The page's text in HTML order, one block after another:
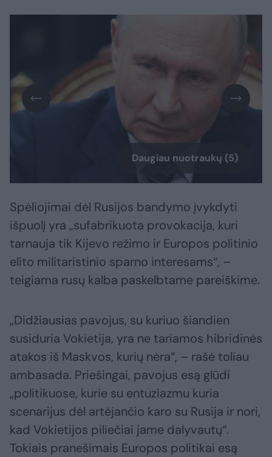
Daugiau nuotraukų (5)
Spėliojimai dėl Rusijos bandymo įvykdyti
išpuolį yra „sufabrikuota provokacija, kuri
tarnauja tik Kijevo režimo ir Europos politinio
elito militaristinio sparno interesams“, –
teigiama rusų kalba paskelbtame pareiškime.
„Didžiausias pavojus, su kuriuo šiandien
susiduria Vokietija, yra ne tariamos hibridinės
atakos iš Maskvos, kurių nėra“, – rašė toliau
ambasada. Priešingai, pavojus esą glūdi
„politikuose, kurie su entuziazmu kuria
scenarijus dėl artėjančio karo su Rusija ir nori,
kad Vokietijos piliečiai jame dalyvautų“.
Tokiais pranešimais Europos politikai esą